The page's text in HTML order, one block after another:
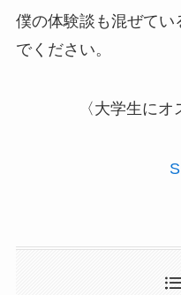
僕の体験談も混ぜて
でください。
〈大学生にオ